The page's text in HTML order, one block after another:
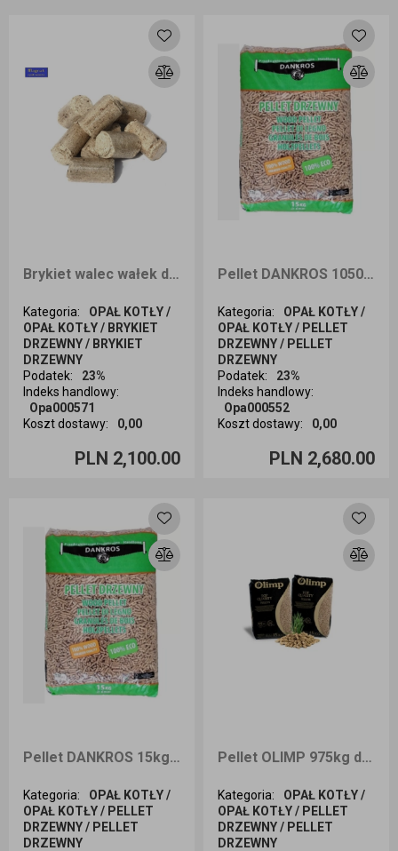
Brykiet walec wałek dębowo-bukowy 1000kg dostawa cała Polska
Kategoria:
OPAŁ KOTŁY /
OPAŁ KOTŁY / BRYKIET
DRZEWNY / BRYKIET
DRZEWNY
Podatek:
23%
Indeks handlowy:
Opa000571
Koszt dostawy: 0,00
PLN 2,100.00
Ilość sztuk
Pellet DANKROS 1050kg dostawa cała Polska
Kategoria:
OPAŁ KOTŁY /
OPAŁ KOTŁY / PELLET
DRZEWNY / PELLET
DRZEWNY
Podatek:
23%
Indeks handlowy:
Opa000552
Koszt dostawy: 0,00
PLN 2,680.00
Ilość sztuk
Pellet DANKROS 15kg odbiór osobisty
Kategoria:
OPAŁ KOTŁY /
OPAŁ KOTŁY / PELLET
DRZEWNY / PELLET
DRZEWNY
Pellet OLIMP 975kg dostawa Wrocław i okolice
Kategoria:
OPAŁ KOTŁY /
OPAŁ KOTŁY / PELLET
DRZEWNY / PELLET
DRZEWNY